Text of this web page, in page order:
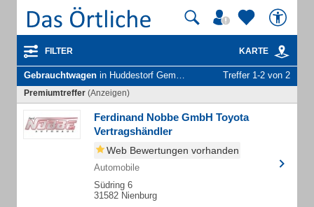
FILTER KARTE
Gebrauchtwagen in Huddestorf Gem. Raddestorf Treffer 1-2 von 2
Premiumtreffer (Anzeigen)
Ferdinand Nobbe GmbH Toyota
Vertragshändler
Web Bewertungen vorhanden
Automobile
Südring 6
31582 Nienburg